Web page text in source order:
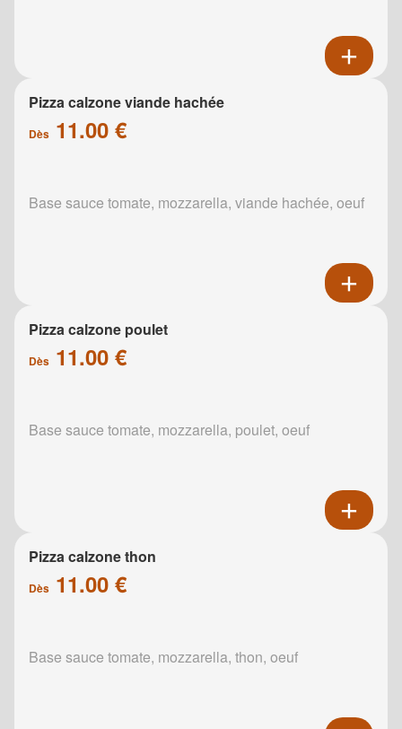
Pizza calzone viande hachée
Dès 11.00 €
Base sauce tomate, mozzarella, viande hachée, oeuf
Pizza calzone poulet
Dès 11.00 €
Base sauce tomate, mozzarella, poulet, oeuf
Pizza calzone thon
Dès 11.00 €
Base sauce tomate, mozzarella, thon, oeuf